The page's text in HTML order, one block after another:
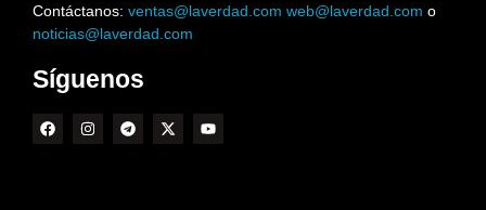
Contáctanos: ventas@laverdad.com web@laverdad.com o
noticias@laverdad.com
Síguenos